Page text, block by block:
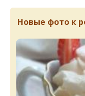
Новые фото к